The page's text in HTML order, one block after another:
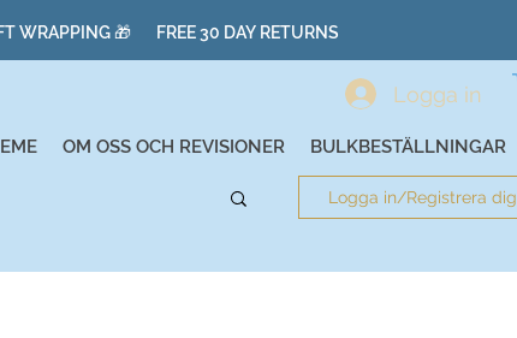
WRAPPING 🎁 FREE 30 DAY RETURNS
Logga in
OM OSS OCH REVISIONER BULKBESTÄLLNINGAR
Logga in/Registrera dig